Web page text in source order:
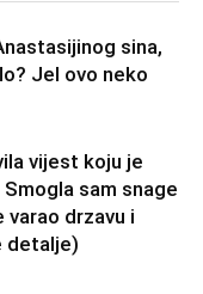
sina,
Jel ovo neko
vijest koju je
sam snage
varao drzavu i
detalje)